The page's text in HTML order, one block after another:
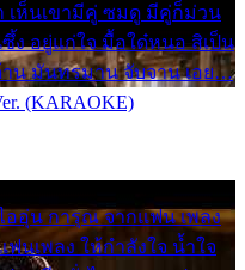
เห็นเขามีคู่ ซมดู มีคู่ก็ม่วน
ง อยู่แก่ใจ มื้อใด๋หนอ สิเป็น
าน มันทรมาน จับจาน เอย…
(KARAOKE)
อุ่น การุณ จากแฟน เพลง
นเพลง ให้กำลังใจ น้ำใจ